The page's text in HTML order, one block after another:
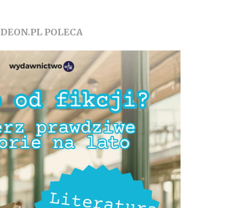
DEON.PL POLECA